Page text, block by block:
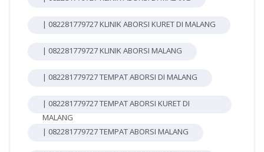
| 082281779727 KLINIK ABORSI KURET DI MALANG
| 082281779727 KLINIK ABORSI MALANG
| 082281779727 TEMPAT ABORSI DI MALANG
| 082281779727 TEMPAT ABORSI KURET DI
MALANG
| 082281779727 TEMPAT ABORSI MALANG